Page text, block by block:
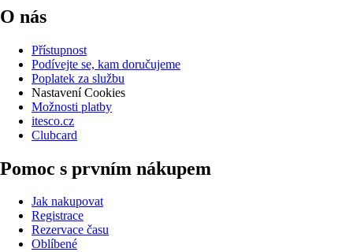
O nás
Přístupnost
Podívejte se, kam doručujeme
Poplatek za službu
Nastavení Cookies
Možnosti platby
itesco.cz
Clubcard
Pomoc s prvním nákupem
Jak nakupovat
Registrace
Rezervace času
Oblíbené